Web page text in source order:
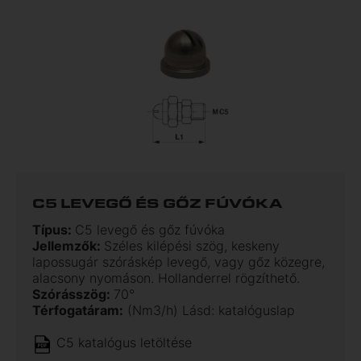
C5 LEVEGŐ ÉS GŐZ FÚVÓKA
Típus: C5 levegő és gőz fúvóka
Jellemzők: Széles kilépési szög, keskeny
lapossugár szóráskép levegő, vagy gőz közegre,
alacsony nyomáson. Hollanderrel rögzíthető.
Szórásszög: 70°
Térfogatáram: (Nm3/h) Lásd: katalóguslap
C5 katalógus letöltése